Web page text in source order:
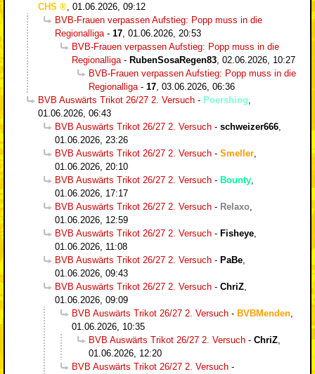
CHS
, 01.06.2026, 09:12
BVB-Frauen verpassen Aufstieg: Popp muss in die
Regionalliga- 17, 01.06.2026, 20:53
BVB-Frauen verpassen Aufstieg: Popp muss in die
Regionalliga- RubenSosaRegen83, 02.06.2026, 10:27
BVB-Frauen verpassen Aufstieg: Popp muss in die
Regionalliga- 17, 03.06.2026, 06:36
BVB Auswärts Trikot 26/27 2. Versuch - Poershing,
01.06.2026, 06:43
BVB Auswärts Trikot 26/27 2. Versuch - schweizer666,
01.06.2026, 23:26
BVB Auswärts Trikot 26/27 2. Versuch - Smeller,
01.06.2026, 20:10
BVB Auswärts Trikot 26/27 2. Versuch - Bounty,
01.06.2026, 17:17
BVB Auswärts Trikot 26/27 2. Versuch - Relaxo,
01.06.2026, 12:59
BVB Auswärts Trikot 26/27 2. Versuch - Fisheye,
01.06.2026, 11:08
BVB Auswärts Trikot 26/27 2. Versuch - PaBe,
01.06.2026, 09:43
BVB Auswärts Trikot 26/27 2. Versuch - ChriZ,
01.06.2026, 09:09
BVB Auswärts Trikot 26/27 2. Versuch - BVBMenden,
01.06.2026, 10:35
BVB Auswärts Trikot 26/27 2. Versuch - ChriZ,
01.06.2026, 12:20
BVB Auswärts Trikot 26/27 2. Versuch -